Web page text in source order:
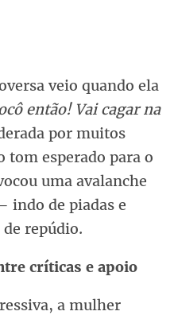
veio quando ela
então! Vai cagar na
por muitos
esperado para o
uma avalanche
indo de piadas e
repúdio.
críticas e apoio
a mulher